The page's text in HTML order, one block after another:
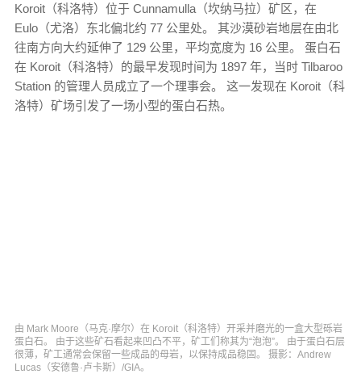
Koroit（科洛特）位于 Cunnamulla（坎纳马拉）矿区，在
Eulo（尤洛）东北偏北约 77 公里处。 其沙漠砂岩地层在由北
往南方向大约延伸了 129 公里，平均宽度为 16 公里。 蛋白石
在 Koroit（科洛特）的最早发现时间为 1897 年，当时 Tilbaroo
Station 的管理人员成立了一个理事会。 这一发现在 Koroit（科
洛特）矿场引发了一场小型的蛋白石热。
由 Mark Moore（马克·摩尔）在 Koroit（科洛特）开采并磨光的一盒大型砾岩
蛋白石。 由于这些矿石看起来凹凸不平，矿工们称其为“泡泡”。 由于蛋白石层
很薄，矿工通常会保留一些成品的母岩，以保持成品稳固。 摄影：Andrew
Lucas（安德鲁·卢卡斯）/GIA。